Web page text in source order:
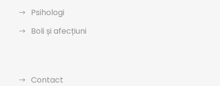
Psihologi
Boli și afecțiuni
Contact